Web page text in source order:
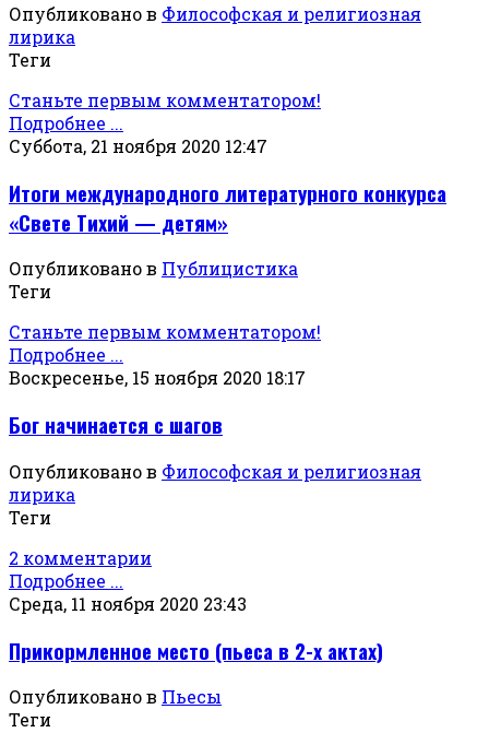
Опубликовано в Философская и религиозная
лирика
Теги
Станьте первым комментатором!
Подробнее ...
Суббота, 21 ноября 2020 12:47
Итоги международного литературного конкурса
«Свете Тихий — детям»
Опубликовано в Публицистика
Теги
Станьте первым комментатором!
Подробнее ...
Воскресенье, 15 ноября 2020 18:17
Бог начинается с шагов
Опубликовано в Философская и религиозная
лирика
Теги
2 комментарии
Подробнее ...
Среда, 11 ноября 2020 23:43
Прикормленное место (пьеса в 2-х актах)
Опубликовано в Пьесы
Теги